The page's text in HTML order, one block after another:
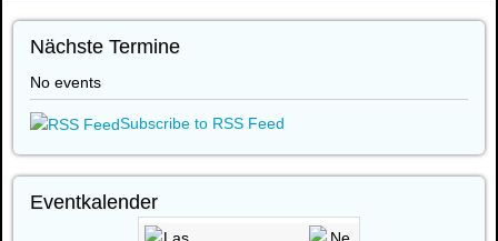
Nächste Termine
No events
Subscribe to RSS Feed
Eventkalender